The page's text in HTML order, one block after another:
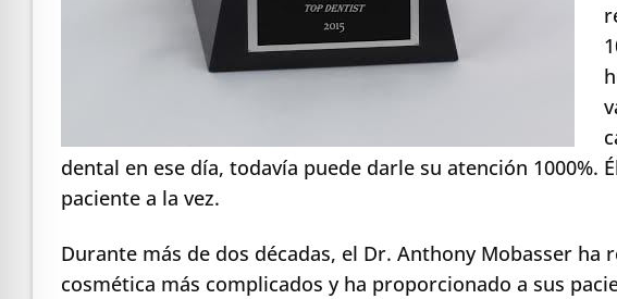
dental en ese día, todavía puede darle su atención 1000%.
paciente a la vez.
Durante más de dos décadas, el Dr. Anthony Mobasser
cosmética más complicados y ha proporcionado a sus